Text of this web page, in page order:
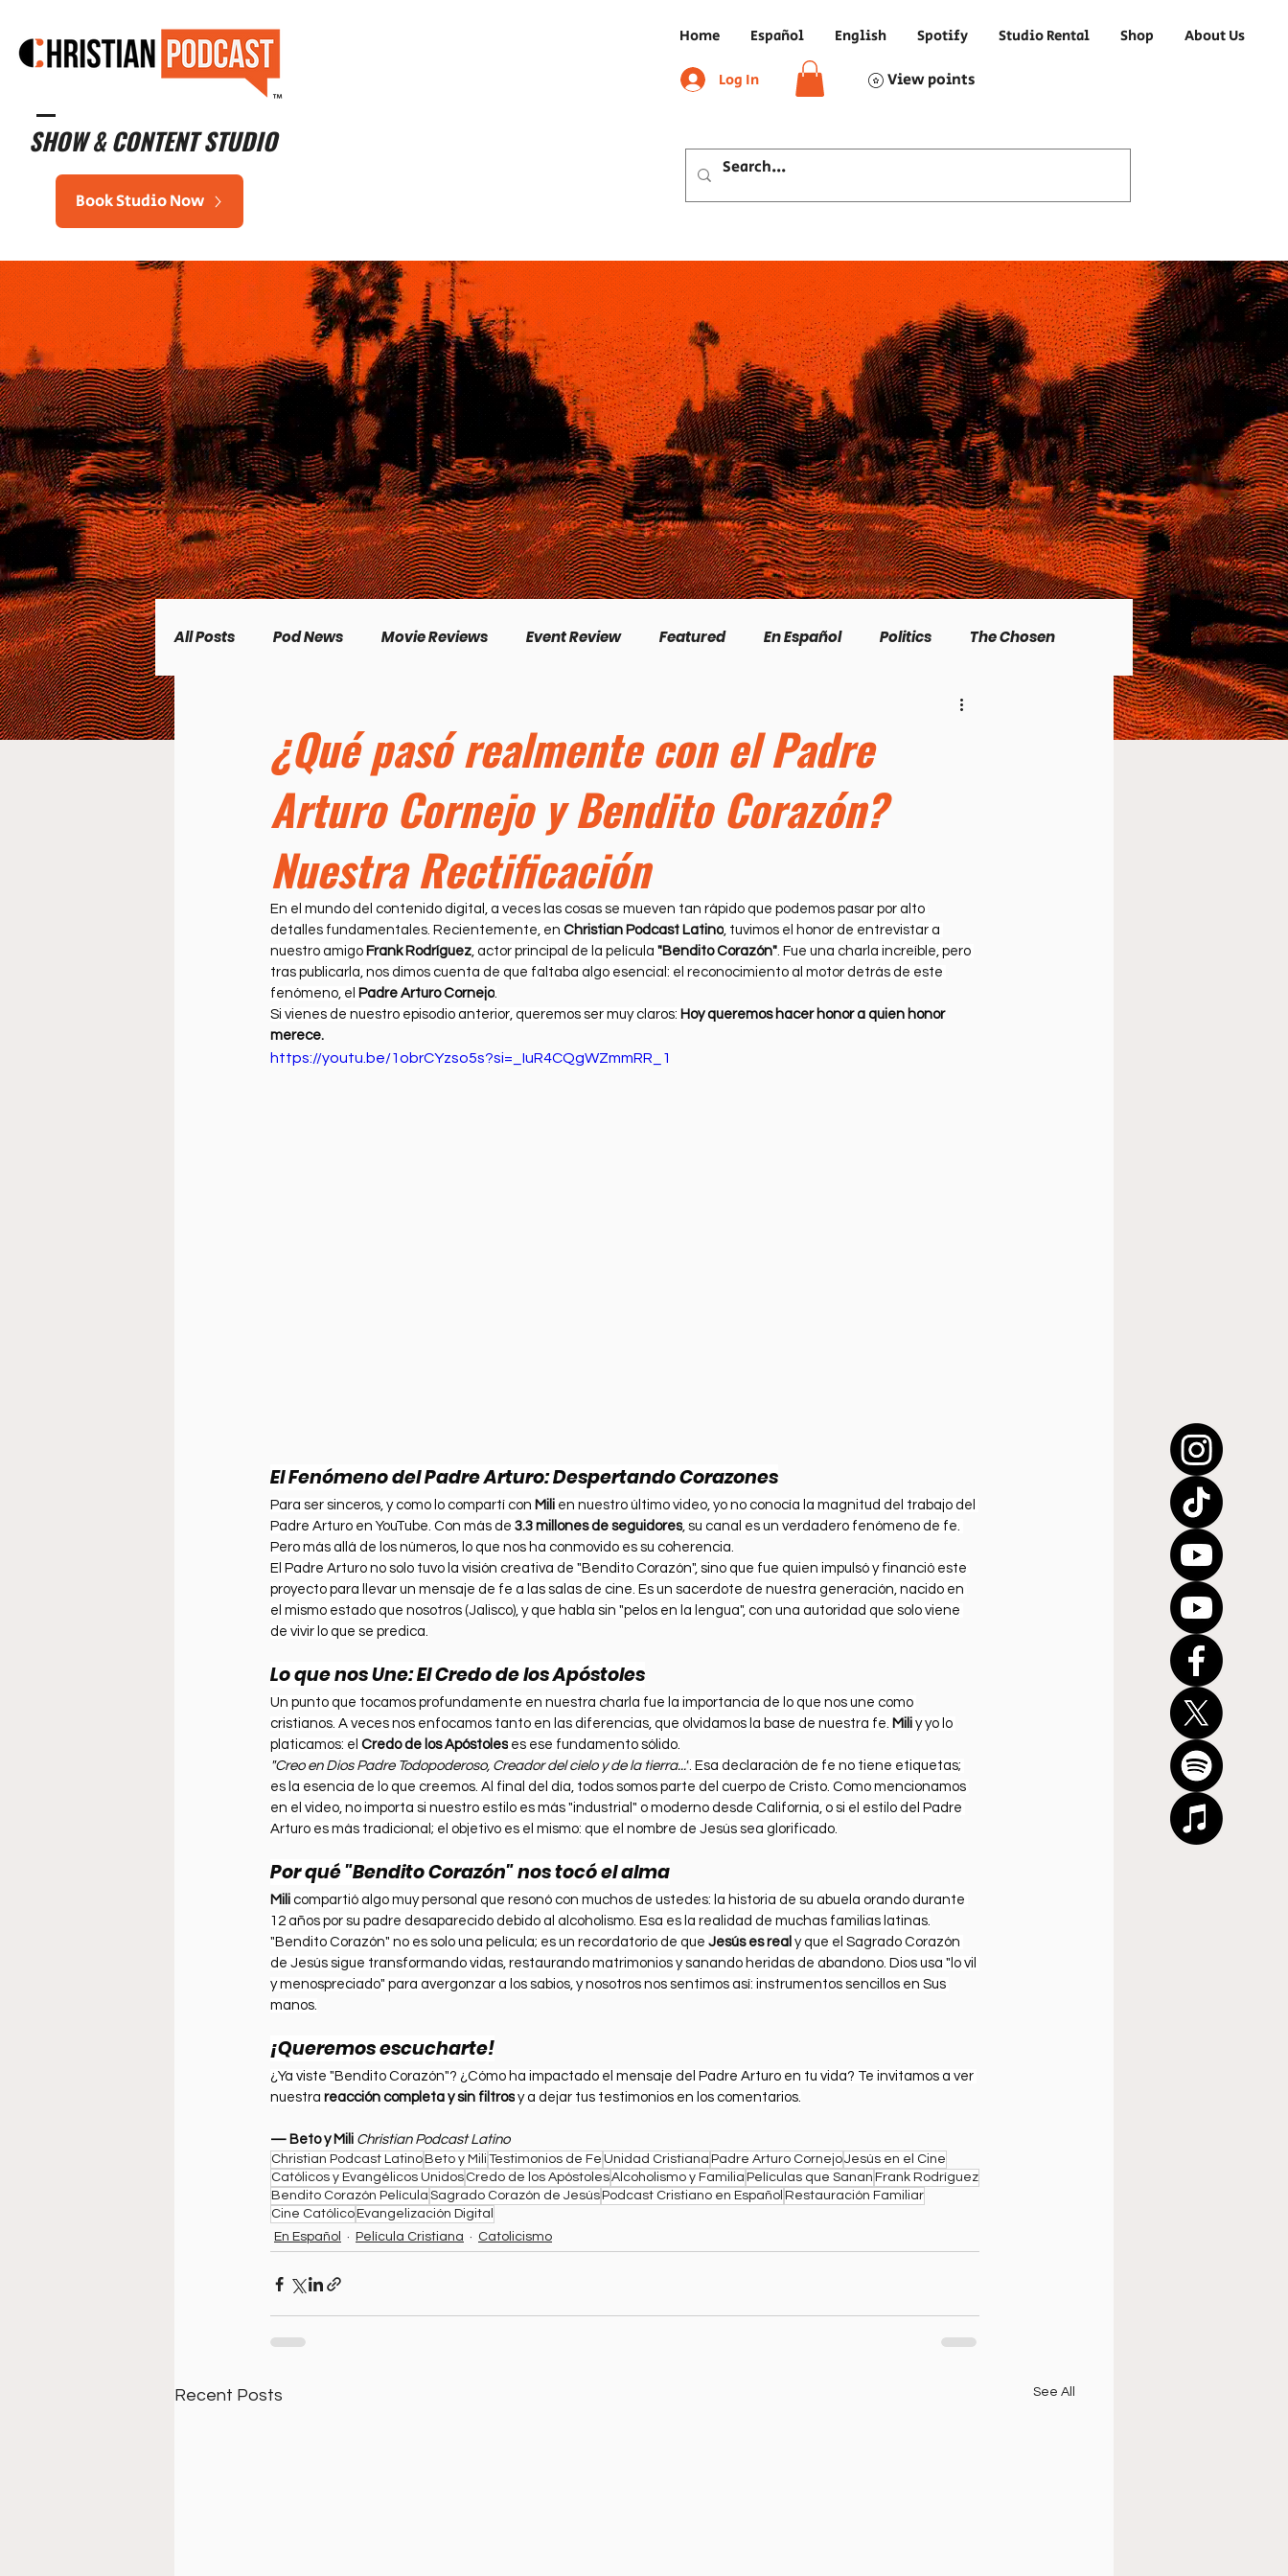
™
SHOW & CONTENT STUDIO
Book Studio Now
Home Español English Spotify Studio Rental Shop About Us
Log In View points
All Posts Pod News Movie Reviews Event Review Featured En Español Politics The Chosen
Christian living
Women's Topics Science/Creation Perspectives Biography Theological Issues
Music Business Health Película Cristiana
Estudio Bíblico Sports
¿Qué pasó realmente con el Padre
Arturo Cornejo y Bendito Corazón?
Nuestra Rectificación
En el mundo del contenido digital, a veces las cosas se mueven tan rápido que podemos pasar por alto
detalles fundamentales. Recientemente, en Christian Podcast Latino, tuvimos el honor de entrevistar a
nuestro amigo Frank Rodríguez, actor principal de la película "Bendito Corazón". Fue una charla increíble, pero
tras publicarla, nos dimos cuenta de que faltaba algo esencial: el reconocimiento al motor detrás de este
fenómeno, el Padre Arturo Cornejo.
Si vienes de nuestro episodio anterior, queremos ser muy claros: Hoy queremos hacer honor a quien honor
merece.
https://youtu.be/1obrCYzso5s?si=_IuR4CQgWZmmRR_1
El Fenómeno del Padre Arturo: Despertando Corazones
Para ser sinceros, y como lo compartí con Mili en nuestro último video, yo no conocía la magnitud del trabajo del
Padre Arturo en YouTube. Con más de 3.3 millones de seguidores, su canal es un verdadero fenómeno de fe.
Pero más allá de los números, lo que nos ha conmovido es su coherencia.
El Padre Arturo no solo tuvo la visión creativa de "Bendito Corazón", sino que fue quien impulsó y financió este
proyecto para llevar un mensaje de fe a las salas de cine. Es un sacerdote de nuestra generación, nacido en
el mismo estado que nosotros (Jalisco), y que habla sin "pelos en la lengua", con una autoridad que solo viene
de vivir lo que se predica.
Lo que nos Une: El Credo de los Apóstoles
Un punto que tocamos profundamente en nuestra charla fue la importancia de lo que nos une como
cristianos. A veces nos enfocamos tanto en las diferencias, que olvidamos la base de nuestra fe. Mili y yo lo
platicamos: el Credo de los Apóstoles es ese fundamento sólido.
"Creo en Dios Padre Todopoderoso, Creador del cielo y de la tierra...". Esa declaración de fe no tiene etiquetas;
es la esencia de lo que creemos. Al final del día, todos somos parte del cuerpo de Cristo. Como mencionamos
en el video, no importa si nuestro estilo es más "industrial" o moderno desde California, o si el estilo del Padre
Arturo es más tradicional; el objetivo es el mismo: que el nombre de Jesús sea glorificado.
Por qué "Bendito Corazón" nos tocó el alma
Mili compartió algo muy personal que resonó con muchos de ustedes: la historia de su abuela orando durante
12 años por su padre desaparecido debido al alcoholismo. Esa es la realidad de muchas familias latinas.
"Bendito Corazón" no es solo una película; es un recordatorio de que Jesús es real y que el Sagrado Corazón
de Jesús sigue transformando vidas, restaurando matrimonios y sanando heridas de abandono. Dios usa "lo vil
y menospreciado" para avergonzar a los sabios, y nosotros nos sentimos así: instrumentos sencillos en Sus
manos.
¡Queremos escucharte!
¿Ya viste "Bendito Corazón"? ¿Cómo ha impactado el mensaje del Padre Arturo en tu vida? Te invitamos a ver
nuestra reacción completa y sin filtros y a dejar tus testimonios en los comentarios.
— Beto y Mili Christian Podcast Latino
Christian Podcast Latino Beto y Mili Testimonios de Fe Unidad Cristiana Padre Arturo CornejoJesús en el Cine
Católicos y Evangélicos Unidos Credo de los ApóstolesAlcoholismo y Familia Películas que Sanan Frank Rodríguez
Bendito Corazón Película Sagrado Corazón de Jesús Podcast Cristiano en Español Restauración Familiar
Cine Católico Evangelización Digital
En Español
Película Cristiana Catolicismo
Recent Posts See All